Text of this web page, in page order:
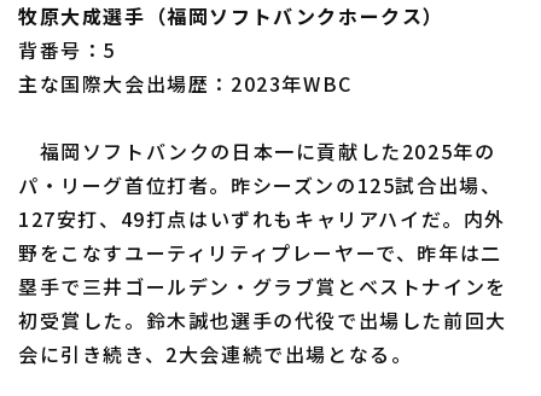
牧原大成選手（福岡ソフトバンクホークス）
背番号：5
主な国際大会出場歴：2023年WBC
福岡ソフトバンクの日本一に貢献した2025年の
パ・リーグ首位打者。昨シーズンの125試合出場、
127安打、49打点はいずれもキャリアハイだ。内外
野をこなすユーティリティプレーヤーで、昨年は二
塁手で三井ゴールデン・グラブ賞とベストナインを
初受賞した。鈴木誠也選手の代役で出場した前回大
会に引き続き、2大会連続で出場となる。